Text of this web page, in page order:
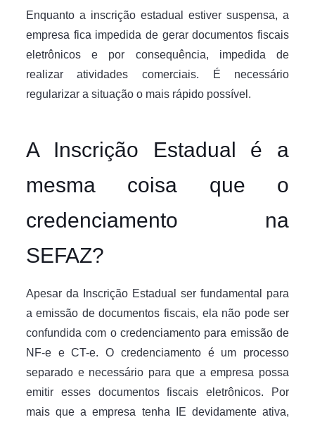
Enquanto a inscrição estadual estiver suspensa, a
empresa fica impedida de gerar documentos fiscais
eletrônicos e por consequência, impedida de
realizar atividades comerciais. É necessário
regularizar a situação o mais rápido possível.
A Inscrição Estadual é a
mesma coisa que o
credenciamento na
SEFAZ?
Apesar da Inscrição Estadual ser fundamental para
a emissão de documentos fiscais, ela não pode ser
confundida com o credenciamento para emissão de
NF-e e CT-e. O credenciamento é um processo
separado e necessário para que a empresa possa
emitir esses documentos fiscais eletrônicos. Por
mais que a empresa tenha IE devidamente ativa,